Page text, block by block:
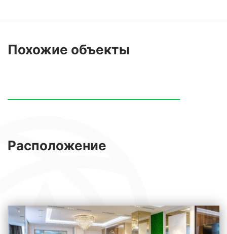
Похожие объекты
Расположение